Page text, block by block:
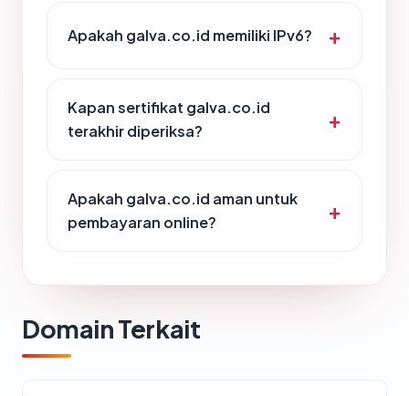
Apakah galva.co.id memiliki IPv6?
Kapan sertifikat galva.co.id
terakhir diperiksa?
Apakah galva.co.id aman untuk
pembayaran online?
Domain Terkait